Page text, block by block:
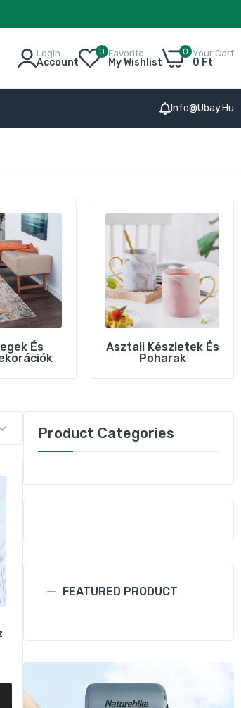
Login
Account
0 Favorite
My Wishlist
0 Your Cart
0 Ft
Info@ubay.hu
És
Asztali Készletek És
Poharak
Product Categories
FEATURED PRODUCT